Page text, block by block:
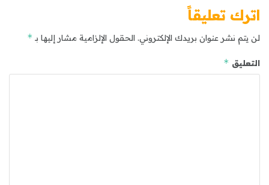
اترك تعليقاً
لن يتم نشر عنوان بريدك الإلكتروني. الحقول الإلزامية مشار إليها بـ *
التعليق *